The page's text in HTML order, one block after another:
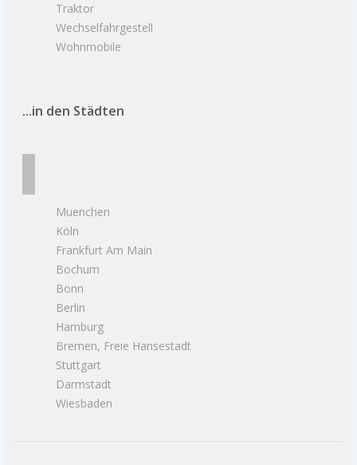
Traktor
Wechselfahrgestell
Wohnmobile
...in den Städten
Muenchen
Köln
Frankfurt Am Main
Bochum
Bonn
Berlin
Hamburg
Bremen, Freie Hansestadt
Stuttgart
Darmstadt
Wiesbaden